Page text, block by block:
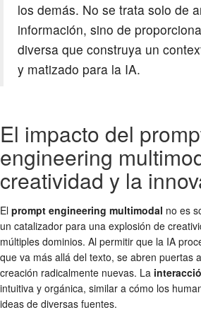
los demás. No se trata solo de
información, sino de
diversa que construya un
y matizado para la IA.
El impacto del
engineering
creatividad y la
El prompt engineering multimodal no es
un catalizador para una explosión de
múltiples dominios. Al permitir que la IA
que va más allá del texto, se abren puertas
creación radicalmente nuevas. La
intuitiva y orgánica, similar a cómo los
ideas de diversas fuentes.